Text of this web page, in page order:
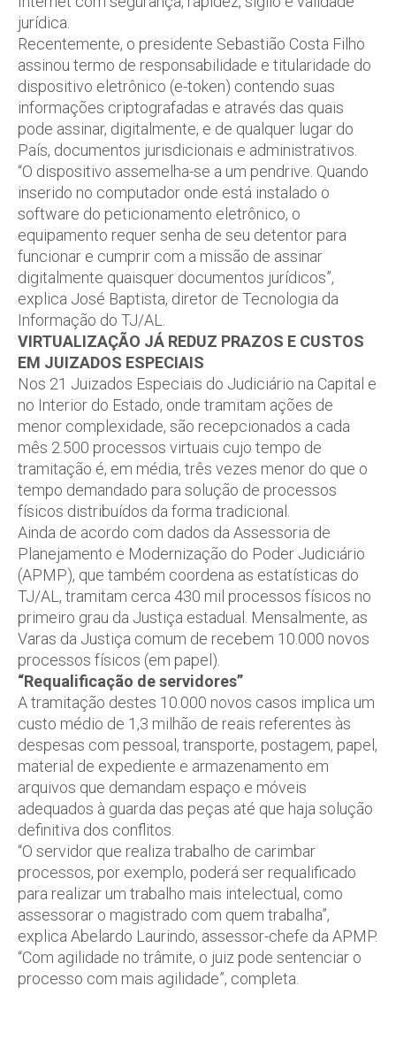
jurídica.
Recentemente, o presidente Sebastião Costa Filho
assinou termo de responsabilidade e titularidade do
dispositivo eletrônico (e-token) contendo suas
informações criptografadas e através das quais
pode assinar, digitalmente, e de qualquer lugar do
País, documentos jurisdicionais e administrativos.
“O dispositivo assemelha-se a um pendrive. Quando
inserido no computador onde está instalado o
software do peticionamento eletrônico, o
equipamento requer senha de seu detentor para
funcionar e cumprir com a missão de assinar
digitalmente quaisquer documentos jurídicos”,
explica José Baptista, diretor de Tecnologia da
Informação do TJ/AL.
VIRTUALIZAÇÃO JÁ REDUZ PRAZOS E CUSTOS
EM JUIZADOS ESPECIAIS
Nos 21 Juizados Especiais do Judiciário na Capital e
no Interior do Estado, onde tramitam ações de
menor complexidade, são recepcionados a cada
mês 2.500 processos virtuais cujo tempo de
tramitação é, em média, três vezes menor do que o
tempo demandado para solução de processos
físicos distribuídos da forma tradicional.
Ainda de acordo com dados da Assessoria de
Planejamento e Modernização do Poder Judiciário
(APMP), que também coordena as estatísticas do
TJ/AL, tramitam cerca 430 mil processos físicos no
primeiro grau da Justiça estadual. Mensalmente, as
Varas da Justiça comum de recebem 10.000 novos
processos físicos (em papel).
“Requalificação de servidores”
A tramitação destes 10.000 novos casos implica um
custo médio de 1,3 milhão de reais referentes às
despesas com pessoal, transporte, postagem, papel,
material de expediente e armazenamento em
arquivos que demandam espaço e móveis
adequados à guarda das peças até que haja solução
definitiva dos conflitos.
“O servidor que realiza trabalho de carimbar
processos, por exemplo, poderá ser requalificado
para realizar um trabalho mais intelectual, como
assessorar o magistrado com quem trabalha”,
explica Abelardo Laurindo, assessor-chefe da APMP.
“Com agilidade no trâmite, o juiz pode sentenciar o
processo com mais agilidade”, completa.